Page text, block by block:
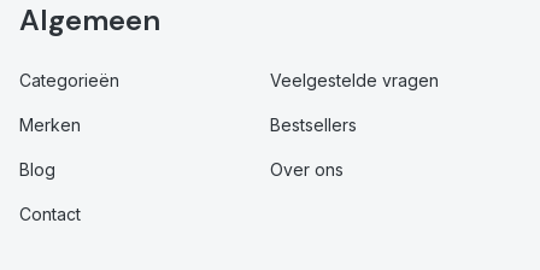
Algemeen
Categorieën Veelgestelde vragen
Merken Bestsellers
Blog Over ons
Contact